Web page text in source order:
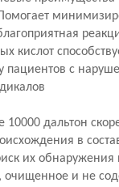
пациентов с
дальтон
в
их
очищенное и не